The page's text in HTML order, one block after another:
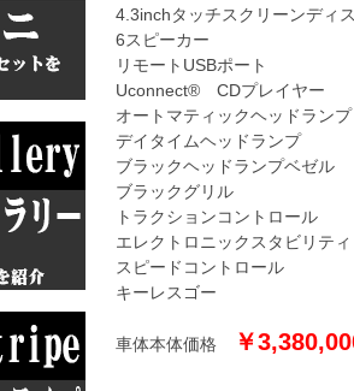
4.3inchタッチスクリーンディ
6スピーカー
リモートUSBポート
Uconnect® CDプレイヤー
オートマティックヘッドランプ
デイタイムヘッドランプ
ブラックヘッドランプベゼル
ブラックグリル
トラクションコントロール
エレクトロニックスタビリテ
スピードコントロール
キーレスゴー
車体本体価格 ￥